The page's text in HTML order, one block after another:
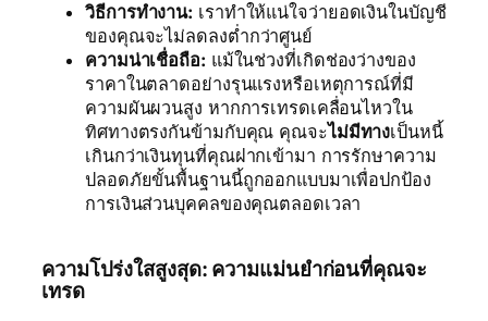
วิธีการทำงาน: เราทำให้แน่ใจว่ายอดเงินในบัญชี
ของคุณจะไม่ลดลงต่ำกว่าศูนย์
ความน่าเชื่อถือ: แม้ในช่วงที่เกิดช่องว่างของ
ราคาในตลาดอย่างรุนแรงหรือเหตุการณ์ที่มี
ความผันผวนสูง หากการเทรดเคลื่อนไหวใน
ทิศทางตรงกันข้ามกับคุณ คุณจะไม่มีทางเป็นหนี้
เกินกว่าเงินทุนที่คุณฝากเข้ามา การรักษาความ
ปลอดภัยขั้นพื้นฐานนี้ถูกออกแบบมาเพื่อปกป้อง
การเงินส่วนบุคคลของคุณตลอดเวลา
ความโปร่งใสสูงสุด: ความแม่นยำก่อนที่คุณจะ
เทรด